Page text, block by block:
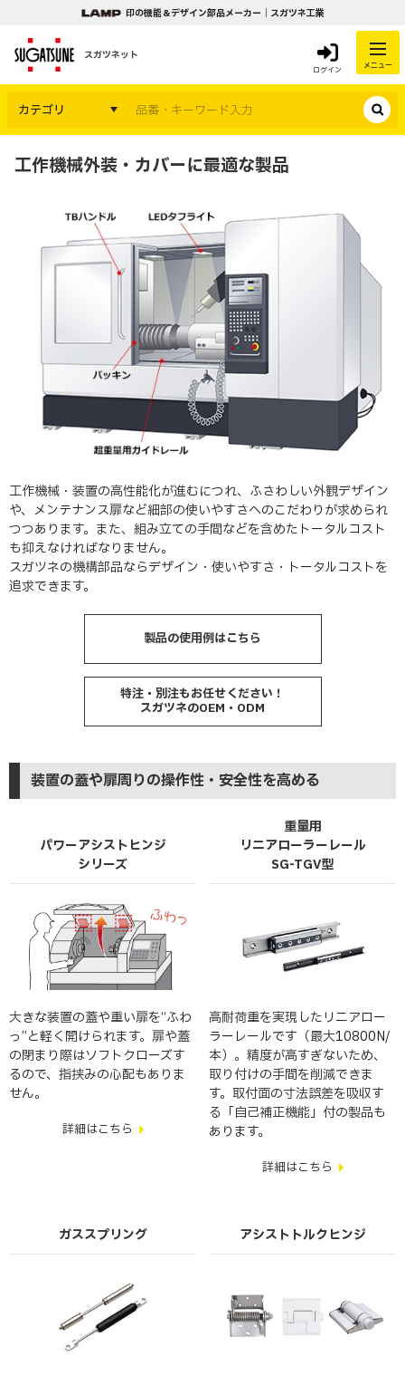
印の機能＆デザイン部品メーカー｜スガツネ工業
スガツネット
ログイン メニュー
カテゴリ
工作機械外装・カバーに最適な製品
工作機械・装置の高性能化が進むにつれ、ふさわしい外観デザイン
や、メンテナンス扉など細部の使いやすさへのこだわりが求められ
つつあります。また、組み立ての手間などを含めたトータルコスト
も抑えなければなりません。
スガツネの機構部品ならデザイン・使いやすさ・トータルコストを
追求できます。
製品の使用例はこちら
特注・別注もお任せください！
スガツネのOEM・ODM
装置の蓋や扉周りの操作性・安全性を高める
パワーアシストヒンジ
シリーズ
大きな装置の蓋や重い扉を“ふわ
っ”と軽く開けられます。扉や蓋
の閉まり際はソフトクローズす
るので、指挟みの心配もありま
せん。
詳細はこちら
重量用
リニアローラーレール
SG-TGV型
高耐荷重を実現したリニアロー
ラーレールです（最大10800N/
本）。精度が高すぎないため、
取り付けの手間を削減できま
す。取付面の寸法誤差を吸収す
る「自己補正機能」付の製品も
あります。
詳細はこちら
ガススプリング アシストトルクヒンジ